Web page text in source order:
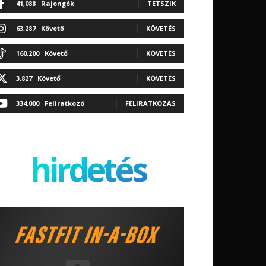
41,088 Rajongók TETSZIK
63,287 Követő KÖVETÉS
160,200 Követő KÖVETÉS
3,827 Követő KÖVETÉS
334,000 Feliratkozó FELIRATKOZÁS
hirdetés